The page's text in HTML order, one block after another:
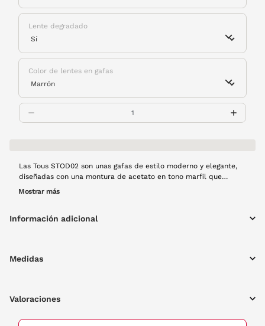
Lente degradado
Color de lentes en gafas
Las Tous STOD02 son unas gafas de estilo moderno y elegante,
diseñadas con una montura de acetato en tono marfil que
aporta suavidad y sofisticación. Su forma geométrica realza tu
diario o más formal.
Mostrar más
Información adicional
Medidas
Valoraciones